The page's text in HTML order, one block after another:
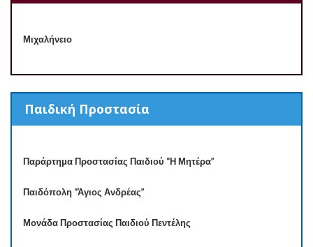
Μιχαλήνειο
Παιδική Προστασία
Παράρτημα Προστασίας Παιδιού “Η Μητέρα”
Παιδόπολη “Άγιος Ανδρέας”
Μονάδα Προστασίας Παιδιού Πεντέλης